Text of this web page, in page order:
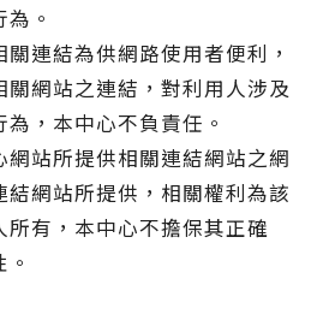
。
連結為供網路使用者便利，
網站之連結，對利用人涉及
，本中心不負責任。
站所提供相關連結網站之網
網站所提供，相關權利為該
有，本中心不擔保其正確